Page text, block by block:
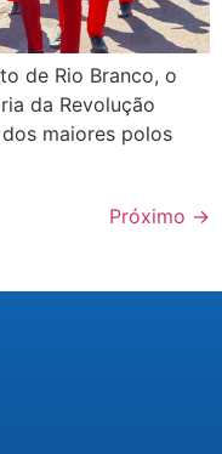
de Rio Branco, o
da Revolução
maiores polos
Próximo →